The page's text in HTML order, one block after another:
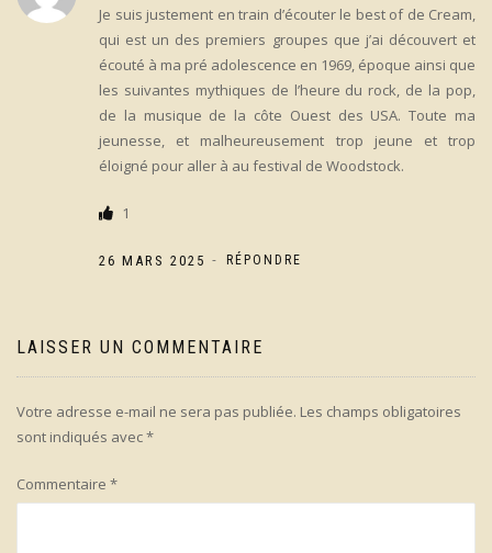
Je suis justement en train d’écouter le best of de Cream,
qui est un des premiers groupes que j’ai découvert et
écouté à ma pré adolescence en 1969, époque ainsi que
les suivantes mythiques de l’heure du rock, de la pop,
de la musique de la côte Ouest des USA. Toute ma
jeunesse, et malheureusement trop jeune et trop
éloigné pour aller à au festival de Woodstock.
1
26 MARS 2025 - RÉPONDRE
LAISSER UN COMMENTAIRE
Votre adresse e-mail ne sera pas publiée. Les champs obligatoires
sont indiqués avec*
Commentaire *